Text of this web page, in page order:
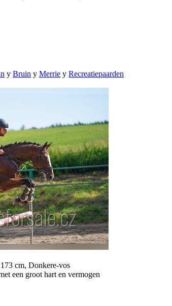
y Bruin y Merrie y Recreatiepaarden
cm, Donkere-vos
een groot hart en vermogen